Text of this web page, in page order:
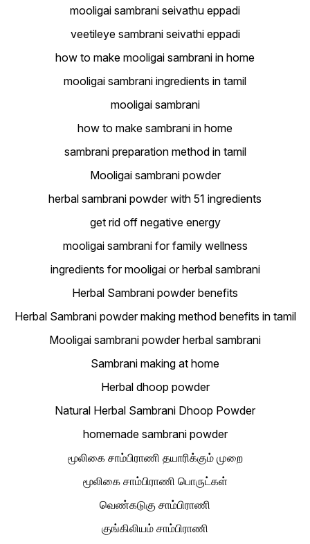
mooligai sambrani seivathu eppadi
veetileye sambrani seivathi eppadi
how to make mooligai sambrani in home
mooligai sambrani ingredients in tamil
mooligai sambrani
how to make sambrani in home
sambrani preparation method in tamil
Mooligai sambrani powder
herbal sambrani powder with 51 ingredients
get rid off negative energy
mooligai sambrani for family wellness
ingredients for mooligai or herbal sambrani
Herbal Sambrani powder benefits
Herbal Sambrani powder making method benefits in tamil
Mooligai sambrani powder herbal sambrani
Sambrani making at home
Herbal dhoop powder
Natural Herbal Sambrani Dhoop Powder
homemade sambrani powder
மூலிகை சாம்பிராணி தயாரிக்கும் முறை
மூலிகை சாம்பிராணி பொருட்கள்
வெண்கடுகு சாம்பிராணி
குங்கிலியம் சாம்பிராணி